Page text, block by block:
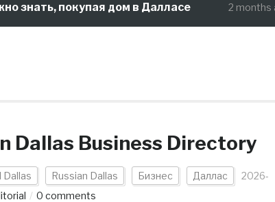
покупая дом в Далласе 2 months ago
Dallas Business Directory
Dallas Russian Dallas Бизнес Даллас
2026-
0 comments